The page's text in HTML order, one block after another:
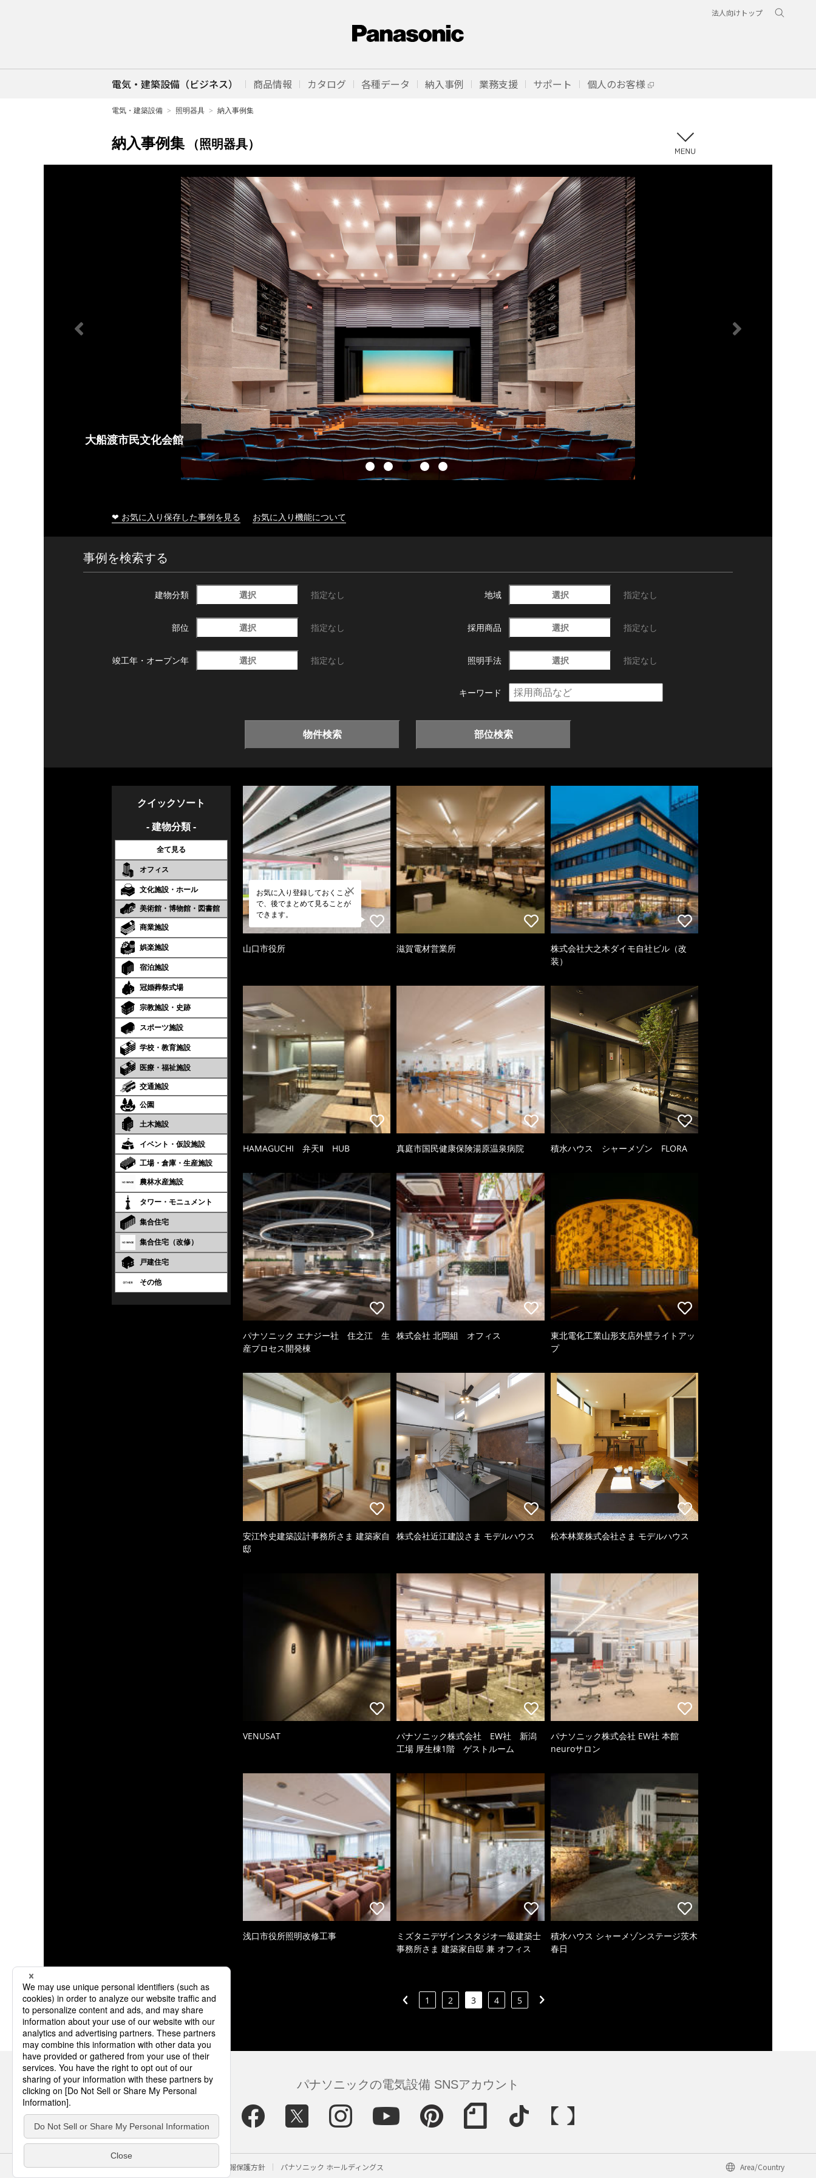
法人向けトップ
電気・建築設備（ビジネス） 商品情報 カタログ 各種データ 納入事例 業務支援 サポート 個人のお客様
電気・建築設備 照明器具 納入事例集
納入事例集 （照明器具）
大船渡市民文化会館
❤ お気に入り保存した事例を見る お気に入り機能について
事例を検索する
建物分類 選択 指定なし 地域 選択 指定なし
部位 選択 指定なし 採用商品 選択 指定なし
竣工年・ オープン年 選択 指定なし 照明手法 選択 指定なし
キーワード
物件検索 部位検索
クイックソート
- 建物分類 -
全て見る
オフィス
文化施設・ホール
美術館・博物館・図書館
商業施設
娯楽施設
宿泊施設
冠婚葬祭式場
宗教施設・史跡
スポーツ施設
学校・教育施設
医療・福祉施設
交通施設
公園
土木施設
イベント・仮設施設
工場・倉庫・生産施設
農林水産施設
タワー・モニュメント
集合住宅
集合住宅（改修）
戸建住宅
その他
お気に入り登録しておくこと
で、後でまとめて見ることが
できます。
山口市役所 滋賀電材営業所
株式会社大之木ダイモ自社ビル（改
装）
HAMAGUCHI 弁天Ⅱ HUB 真庭市国民健康保険湯原温泉病院 積水ハウス シャーメゾン FLORA
パナソニック エナジー社 住之江 生
産プロセス開発棟
株式会社 北岡組 オフィス
東北電化工業山形支店外壁ライトアッ
プ
安江怜史建築設計事務所さま 建築家自
邸
株式会社近江建設さま モデルハウス 松本林業株式会社さま モデルハウス
VENUSAT
パナソニック株式会社 EW社 新潟
工場 厚生棟1階 ゲストルーム
パナソニック株式会社 EW社 本館
neuroサロン
浅口市役所照明改修工事
ミズタニデザインスタジオ一級建築士
事務所さま 建築家自邸 兼 オフィス
積水ハウス シャーメゾンステージ茨木
春日
1 2 3 4 5
パナソニックの電気設備 SNSアカウント
サイトのご利用にあたって クッキーポリシー 個人情報保護方針 パナソニック ホールディングス Area/Country